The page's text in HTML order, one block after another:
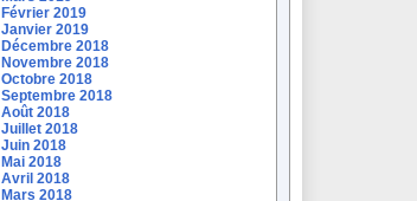
Février 2019
Janvier 2019
Décembre 2018
Novembre 2018
Octobre 2018
Septembre 2018
Août 2018
Juillet 2018
Juin 2018
Mai 2018
Avril 2018
Mars 2018